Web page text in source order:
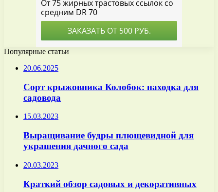
Популярные статьи
20.06.2025
Сорт крыжовника Колобок: находка для
садовода
15.03.2023
Выращивание будры плющевидной для
украшения дачного сада
20.03.2023
Краткий обзор садовых и декоративных